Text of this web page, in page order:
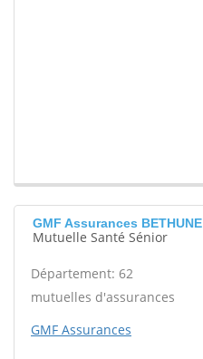
GMF Assurances BETHUNE
Mutuelle Santé Sénior
Département: 62
mutuelles d'assurances
GMF Assurances